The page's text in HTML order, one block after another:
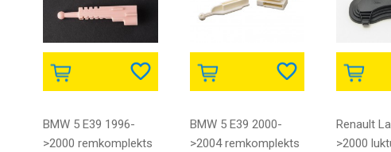
BMW 5 E39 1996-
>2000 remkomplekts
BMW 5 E39 2000-
>2004 remkomplekts
Renault
>2000